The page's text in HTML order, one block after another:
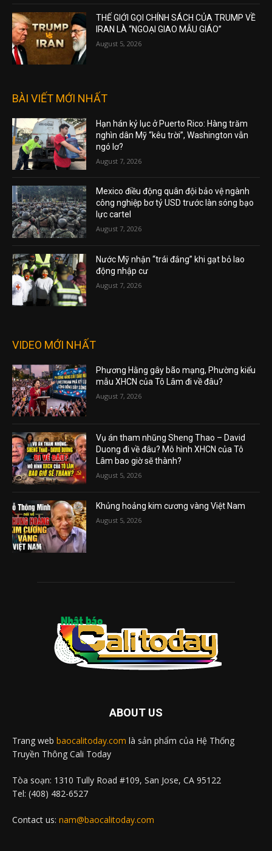
THẾ GIỚI GỌI CHÍNH SÁCH CỦA TRUMP VỀ
IRAN LÀ “NGOẠI GIAO MẪU GIÁO”
August 5, 2026
BÀI VIẾT MỚI NHẤT
Hạn hán kỷ lục ở Puerto Rico: Hàng trăm
nghìn dân Mỹ “kêu trời”, Washington vẫn
ngó lơ?
August 7, 2026
Mexico điều động quân đội bảo vệ ngành
công nghiệp bơ tỷ USD trước làn sóng bạo
lực cartel
August 7, 2026
Nước Mỹ nhận “trái đắng” khi gạt bỏ lao
động nhập cư
August 7, 2026
VIDEO MỚI NHẤT
Phương Hằng gây bão mạng, Phường kiểu
mẫu XHCN của Tô Lâm đi về đâu?
August 7, 2026
Vụ án tham nhũng Sheng Thao – David
Duong đi về đâu? Mô hình XHCN của Tô
Lâm bao giờ sẽ thành?
August 5, 2026
Khủng hoảng kim cương vàng Việt Nam
August 5, 2026
ABOUT US
Trang web baocalitoday.com là sản phẩm của Hệ Thống
Truyền Thông Cali Today
Tòa soạn: 1310 Tully Road #109, San Jose, CA 95122
Tel: (408) 482-6527
Contact us: nam@baocalitoday.com